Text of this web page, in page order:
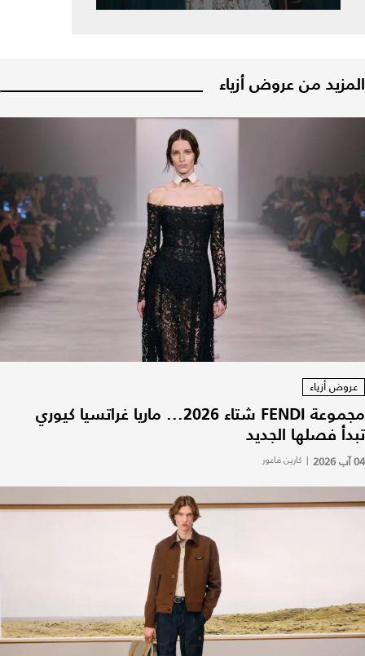
المزيد من عروض أزياء
عروض أزياء
مجموعة FENDI شتاء 2026... ماريا غراتسيا كيوري
تبدأ فصلها الجديد
04 آب 2026 | كارين فاعور